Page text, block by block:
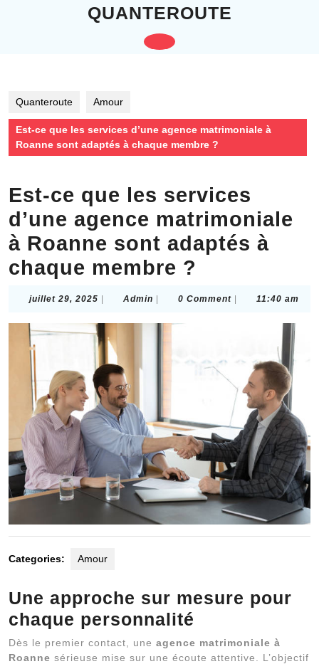
QUANTEROUTE
Open
Quanteroute Amour
Est-ce que les services d’une agence matrimoniale à
Roanne sont adaptés à chaque membre ?
Est-ce que les services
d’une agence matrimoniale
à Roanne sont adaptés à
chaque membre ?
juillet 29, 2025 juillet
2025
Admin Admin0 Comment 11:40 am
Categories: Amour
Une approche sur mesure pour
chaque personnalité
Dès le premier contact, une agence matrimoniale à
Roanne sérieuse mise sur une écoute attentive. L’objectif